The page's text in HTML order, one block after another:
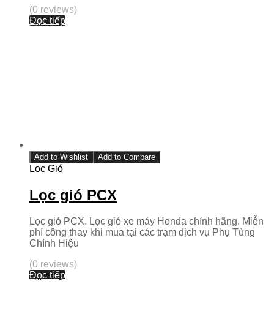
(0 reviews)
Đọc tiếp
Add to Wishlist Add to Compare
Lọc Gió
Lọc gió PCX
Lọc gió PCX. Lọc gió xe máy Honda chính hãng. Miễn
phí công thay khi mua tại các trạm dịch vụ Phụ Tùng
Chính Hiệu
(0 reviews)
Đọc tiếp